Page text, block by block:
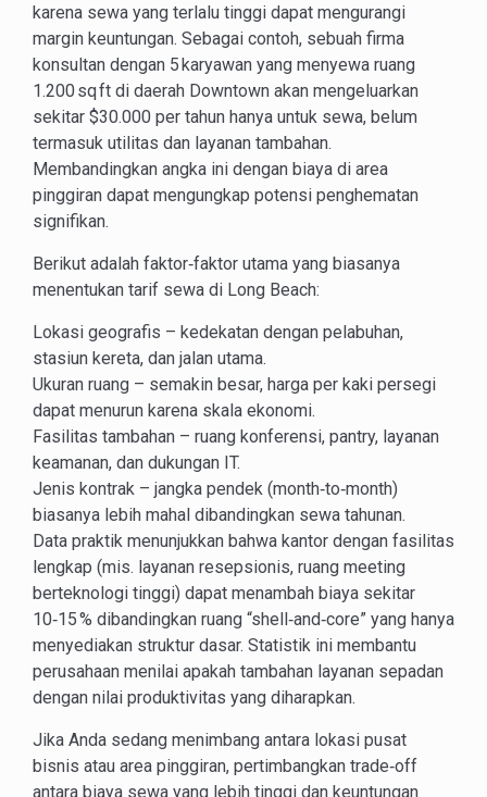
karena sewa yang terlalu tinggi dapat mengurangi
margin keuntungan. Sebagai contoh, sebuah firma
konsultan dengan 5 karyawan yang menyewa ruang
1.200 sq ft di daerah Downtown akan mengeluarkan
sekitar $30.000 per tahun hanya untuk sewa, belum
termasuk utilitas dan layanan tambahan.
Membandingkan angka ini dengan biaya di area
pinggiran dapat mengungkap potensi penghematan
signifikan.
Berikut adalah faktor‑faktor utama yang biasanya
menentukan tarif sewa di Long Beach:
Lokasi geografis – kedekatan dengan pelabuhan,
stasiun kereta, dan jalan utama.
Ukuran ruang – semakin besar, harga per kaki persegi
dapat menurun karena skala ekonomi.
Fasilitas tambahan – ruang konferensi, pantry, layanan
keamanan, dan dukungan IT.
Jenis kontrak – jangka pendek (month‑to‑month)
biasanya lebih mahal dibandingkan sewa tahunan.
Data praktik menunjukkan bahwa kantor dengan fasilitas
lengkap (mis. layanan resepsionis, ruang meeting
berteknologi tinggi) dapat menambah biaya sekitar
10‑15 % dibandingkan ruang “shell‑and‑core” yang hanya
menyediakan struktur dasar. Statistik ini membantu
perusahaan menilai apakah tambahan layanan sepadan
dengan nilai produktivitas yang diharapkan.
Jika Anda sedang menimbang antara lokasi pusat
bisnis atau area pinggiran, pertimbangkan trade‑off
antara biaya sewa yang lebih tinggi dan keuntungan